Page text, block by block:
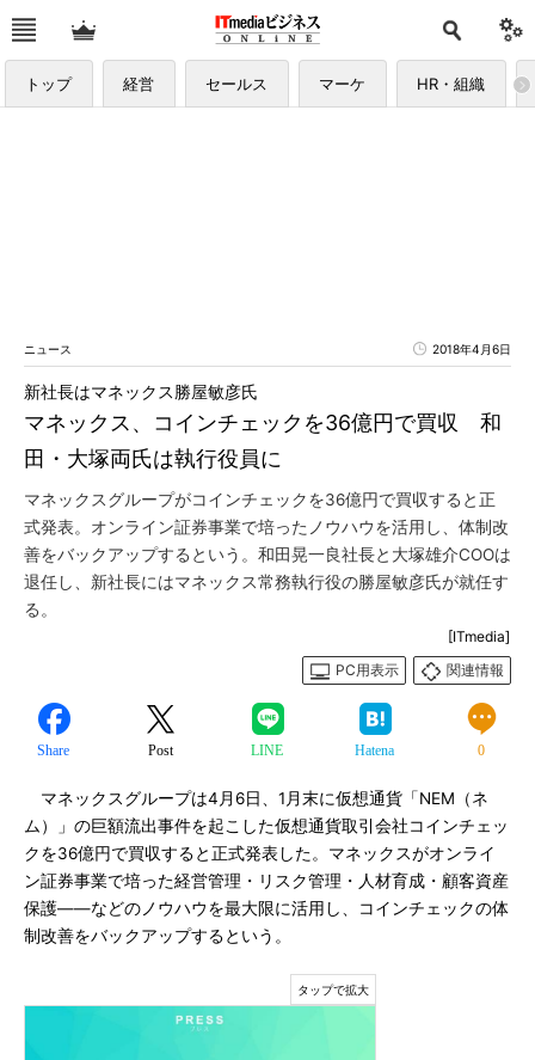
トップ 経営 セールス マーケ HR・組織
ニュース 2018年4月6日
マネックス、コインチェックを36億円で買収 和
田・大塚両氏は執行役員に
新社長はマネックス勝屋敏彦氏
マネックスグループがコインチェックを36億円で買収すると正
式発表。オンライン証券事業で培ったノウハウを活用し、体制改
善をバックアップするという。和田晃一良社長と大塚雄介COOは
退任し、新社長にはマネックス常務執行役の勝屋敏彦氏が就任す
る。
[ITmedia]
PC用表示
関連情報
Share Post LINE Hatena 0
マネックスグループは4月6日、1月末に仮想通貨「NEM（ネ
ム）」の巨額流出事件を起こした仮想通貨取引会社コインチェッ
クを36億円で買収すると正式発表した。マネックスがオンライ
ン証券事業で培った経営管理・リスク管理・人材育成・顧客資産
保護――などのノウハウを最大限に活用し、コインチェックの体
制改善をバックアップするという。